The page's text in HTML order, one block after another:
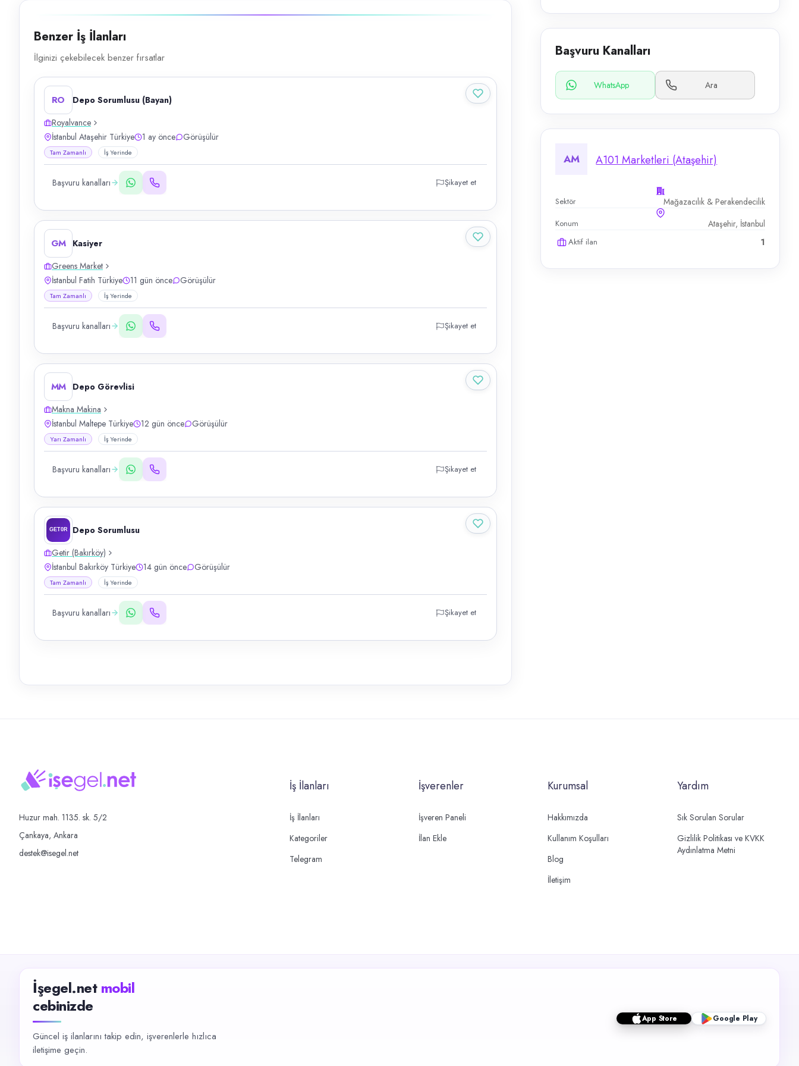
Başvuru Kanalları
WhatsApp Ara
AM A101 Marketleri (Ataşehir)
Sektör Mağazacılık & Perakendecilik
Konum Ataşehir, İstanbul
Aktif ilan 1
Benzer İş İlanları
İlginizi çekebilecek benzer fırsatlar
RO
Depo Sorumlusu (Bayan)
Royalvance
İstanbul Ataşehir Türkiye
1 ay önce Görüşülür
Tam Zamanlı İş Yerinde
Başvuru kanalları Şikayet et
GM
Kasiyer
Greens Market
İstanbul Fatih Türkiye
11 gün önce Görüşülür
Tam Zamanlı İş Yerinde
Başvuru kanalları Şikayet et
MM
Depo Görevlisi
Makna Makina
İstanbul Maltepe Türkiye
12 gün önce Görüşülür
Yarı Zamanlı İş Yerinde
Başvuru kanalları Şikayet et
Depo Sorumlusu
Getir (Bakırköy)
İstanbul Bakırköy Türkiye
14 gün önce Görüşülür
Tam Zamanlı İş Yerinde
Başvuru kanalları Şikayet et
Huzur mah. 1135. sk. 5/2
Çankaya, Ankara
destek@isegel.net
İş İlanları
İş İlanları
Kategoriler
Telegram
İşverenler
İşveren Paneli
İlan Ekle
Kurumsal
Hakkımızda
Kullanım Koşulları
Blog
İletişim
Yardım
Sık Sorulan Sorular
Gizlilik Politikası ve KVKK
Aydınlatma Metni
İşegel.net mobil
cebinizde
Güncel iş ilanlarını takip edin, işverenlerle hızlıca
iletişime geçin.
App Store Google Play